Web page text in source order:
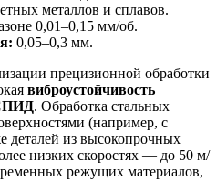
металлов и сплавов.
0,01–0,15 мм/об.
0,05–0,3 мм.
прецизионной обработки
виброустойчивость
. Обработка стальных
(например, с
деталей из высокопрочных
низких скоростях — до 50 м/
режущих материалов,